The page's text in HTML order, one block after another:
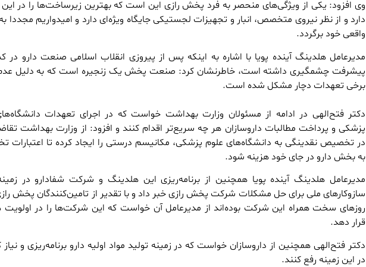
وی افزود: یکی از ویژگی‌های منحصر به فرد پخش رازی این است که بهترین زیرساخت‌ها را در
دارد و از نظر نیروی متخصص، انبار و تجهیزات لجستیکی جایگاه ویژه‌ای دارد و امیدواریم مجددا
واقعی خود برگردد.
مدیرعامل هلدینگ آینده پویا با اشاره به اینکه پس از پیروزی انقلاب اسلامی صنعت دارو در
پیشرفت چشمگیری داشته است، خاطرنشان کرد: صنعت پخش یک زنجیره است که به دلیل
برخی تعهدات دچار مشکل شده است.
دکتر فتح‌الهی در ادامه از مسئولان وزارت بهداشت خواست که در اجرای تعهدات
پزشکی و پرداخت مطالبات داروسازان هر چه سریع‌تر اقدام کنند و افزود: از وزارت بهداشت
در تخصیص نقدینگی به دانشگاه‌های علوم پزشکی، مکانیسم‌ درستی را ایجاد کرده تا اعتبارات
به بخش دارو در جای خود هزینه شود.
مدیرعامل هلدینگ آینده پویا همچنین از برنامه‌ریزی این هلدینگ و شرکت شفادارو در
سازوکارهای ملی برای حل مشکلات شرکت پخش رازی خبر داد و با تقدیر از تامین‌کنندگان پخش
روزهای سخت همراه این شرکت بوده‌اند از مدیرعامل آن خواست که این شرکت‌ها را در اولویت
قرار دهد.
دکتر فتح‌الهی همچنین از داروسازان خواست که در زمینه تولید مواد اولیه دارو برنامه‌ریزی و نیاز
در این زمینه رفع کنند.